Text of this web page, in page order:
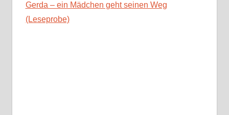
Gerda – ein Mädchen geht seinen Weg
(Leseprobe)